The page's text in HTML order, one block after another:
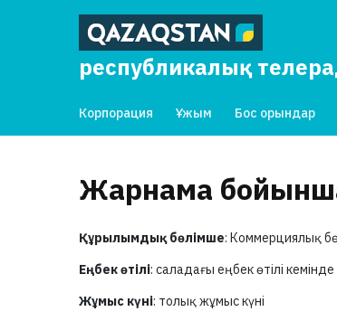
республикалық
Корпорация Ұжым Бос орындар
Жарнама
Құрылымдық бөлімше: Коммерциялық
Еңбек өтілі: саладағы еңбек өтілі
Жұмыс күні: толық жұмыс күні